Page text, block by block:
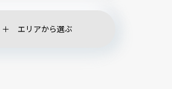
エリアから選ぶ